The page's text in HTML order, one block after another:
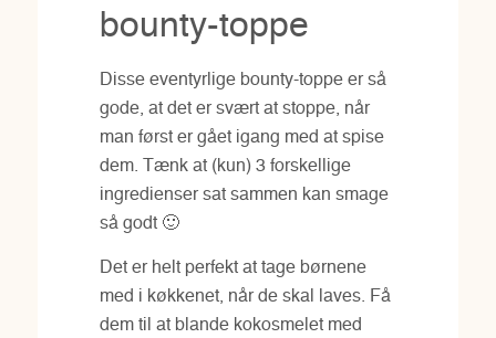
bounty-toppe
Disse eventyrlige bounty-toppe er så
gode, at det er svært at stoppe, når
man først er gået igang med at spise
dem. Tænk at (kun) 3 forskellige
ingredienser sat sammen kan smage
så godt 🙂
Det er helt perfekt at tage børnene
med i køkkenet, når de skal laves. Få
dem til at blande kokosmelet med